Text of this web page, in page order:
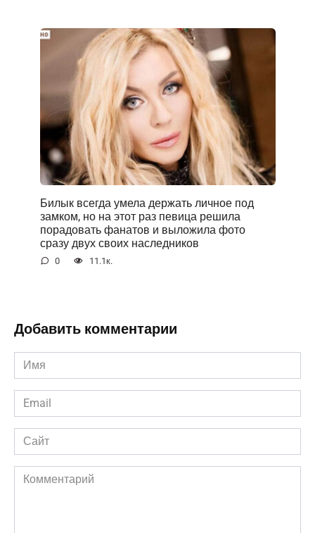
Билык всегда умела держать личное под
замком, но на этот раз певица решила
порадовать фанатов и выложила фото
сразу двух своих наследников
0 11.1к.
Добавить комментарии
Имя
*
Email
*
Сайт
Комментарий